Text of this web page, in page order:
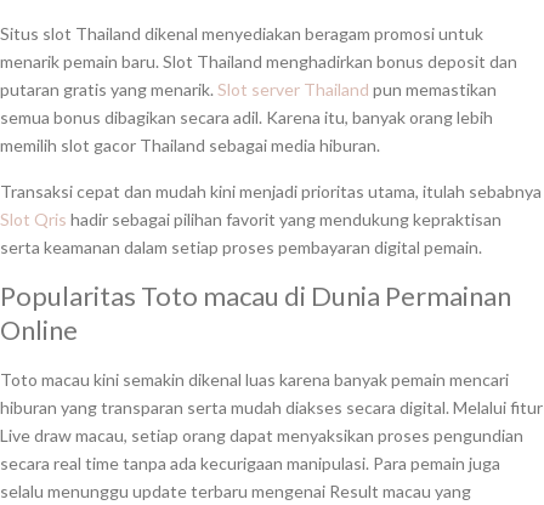
Situs slot Thailand dikenal menyediakan beragam promosi untuk
menarik pemain baru. Slot Thailand menghadirkan bonus deposit dan
putaran gratis yang menarik.Slot server Thailand pun memastikan
semua bonus dibagikan secara adil. Karena itu, banyak orang lebih
memilih slot gacor Thailand sebagai media hiburan.
Transaksi cepat dan mudah kini menjadi prioritas utama, itulah sebabnya
Slot Qris hadir sebagai pilihan favorit yang mendukung kepraktisan
serta keamanan dalam setiap proses pembayaran digital pemain.
Popularitas Toto macau di Dunia Permainan
Online
Toto macau kini semakin dikenal luas karena banyak pemain mencari
hiburan yang transparan serta mudah diakses secara digital. Melalui fitur
Live draw macau, setiap orang dapat menyaksikan proses pengundian
secara real time tanpa ada kecurigaan manipulasi. Para pemain juga
selalu menunggu update terbaru mengenai Result macau yang